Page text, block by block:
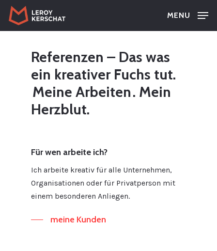
Skip
main
MENU
Referenzen – Das was
ein kreativer Fuchs tut.
Meine Arbeiten. Mein
Herzblut.
Für wen arbeite ich?
Ich arbeite kreativ für alle Unternehmen,
Organisationen oder für Privatperson mit
einem besonderen Anliegen.
meine Kunden